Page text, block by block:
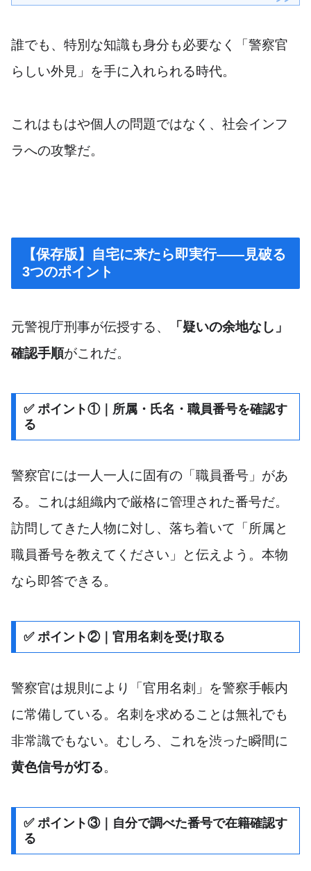
誰でも、特別な知識も身分も必要なく「警察官
らしい外見」を手に入れられる時代。
これはもはや個人の問題ではなく、社会インフ
ラへの攻撃だ。
【保存版】自宅に来たら即実行——見破る
3つのポイント
元警視庁刑事が伝授する、
「疑いの余地なし」
確認手順がこれだ。
✅ ポイント①｜所属・氏名・職員番号を確認す
る
警察官には一人一人に固有の「職員番号」があ
る。これは組織内で厳格に管理された番号だ。
訪問してきた人物に対し、落ち着いて「所属と
職員番号を教えてください」と伝えよう。本物
なら即答できる。
✅ ポイント②｜官用名刺を受け取る
警察官は規則により「官用名刺」を警察手帳内
に常備している。名刺を求めることは無礼でも
非常識でもない。むしろ、これを渋った瞬間に
黄色信号が灯る。
✅ ポイント③｜自分で調べた番号で在籍確認す
る